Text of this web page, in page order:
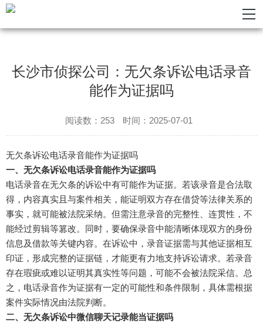
长沙市侦探公司：无欠条诉讼电话录音
能作为证据吗
阅读数：253 时间：2025-07-01
无欠条诉讼电话录音能作为证据吗
一、无欠条诉讼电话录音能作为证据吗
电话录音在无欠条的诉讼中有可能作为证据。若该录音是合法取
得，内容真实且与案件相关，能证明双方存在借贷等法律关系的
事实，就可能被法院采纳。但需注意录音的完整性、连贯性，不
能经过剪辑等篡改。同时，要确保录音中能清晰体现双方的身份
信息及借款等关键内容。在诉讼中，录音证据需与其他证据相互
印证，形成完整的证据链，才能更有力地支持诉讼请求。若录音
存在瑕疵或难以证明其真实性等问题，可能不会被法院采信。总
之，电话录音作为证据有一定的可能性和条件限制，具体需根据
案件实际情况由法院判断。
二、无欠条诉讼中微信聊天记录能当证据吗